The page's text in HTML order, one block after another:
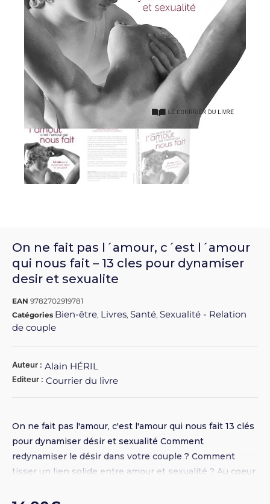
On ne fait pas l´amour, c´est l´amour
qui nous fait – 13 cles pour dynamiser
desir et sexualite
EAN 9782702919781
Catégories Bien-être, Livres, Santé, Sexualité - Relation
de couple
Auteur : Alain HÉRIL
Editeur : Courrier du livre
On ne fait pas l'amour, c'est l'amour qui nous fait 13 clés
pour dynamiser désir et sexualité Comment
redynamiser le désir dans votre couple ? Comment
tisser un lien solide entre amour et sexualité ? Au coeur
découvrir; mais, avec le temps et les habitudes, le désir